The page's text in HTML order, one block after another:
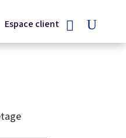
Espace client